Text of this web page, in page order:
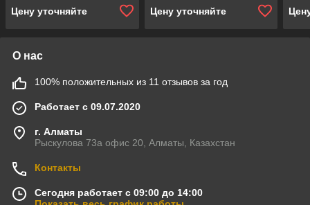
Цену уточняйте
Цену уточняйте
О нас
100% положительных из 11 отзывов за год
Работает с 09.07.2020
г. Алматы
Рыскулова 73а офис 20, Алматы, Казахстан
Контакты
Сегодня работает с 09:00 до 14:00